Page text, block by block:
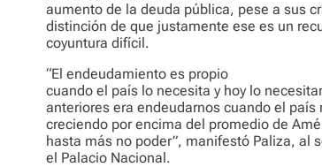
aumento de la deuda pública, pese a sus
distinción de que justamente ese es un
coyuntura difícil.
“El endeudamiento es propio
cuando el país lo necesita y hoy lo
anteriores era endeudarnos cuando el
creciendo por encima del promedio de
hasta más no poder”, manifestó Paliza, al
el Palacio Nacional.